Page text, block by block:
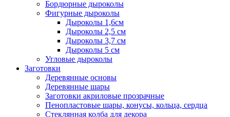
Бордюрные дыроколы
Фигурные дыроколы
Дыроколы 1,6см
Дыроколы 2,5 см
Дыроколы 3,7 см
Дыроколы 5 см
Угловые дыроколы
Заготовки
Деревянные основы
Деревянные шары
Заготовки акриловые прозрачные
Пенопластовые шары, конусы, кольца, сердца
Стеклянная колба для декора